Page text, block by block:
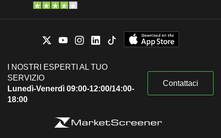
I NOSTRI ESPERTI AL TUO
SERVIZIO
Lunedì-Venerdì 09:00-12:00/14:00-
18:00
Contattaci